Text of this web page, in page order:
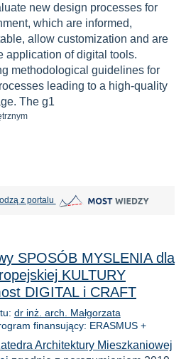
new design processes for
which are informed,
allow customization and are
application of digital tools.
methodological guidelines for
leading to a high-quality
The g1
z portalu MOST Wiedzy otwiera się w
SPOSÓB MYSLENIA dla
KULTURY
DIGITAL i CRAFT
dr inż. arch. Małgorzata
finansujący: ERASMUS +
Architektury Mieszkaniowej